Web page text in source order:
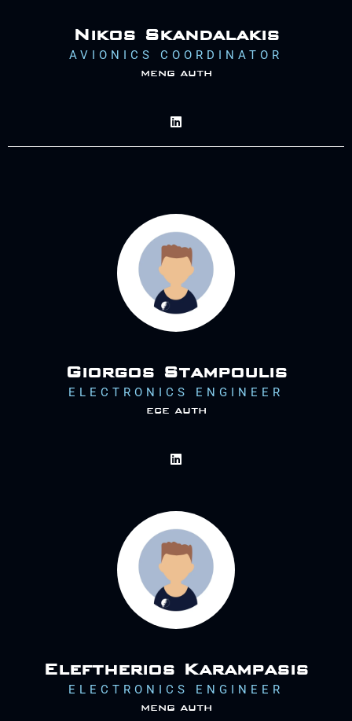
Nikos Skandalakis
AVIONICS COORDINATOR
meng auth
Giorgos Stampoulis
ELECTRONICS ENGINEER
ece auth
Eleftherios Karampasis
ELECTRONICS ENGINEER
meng auth